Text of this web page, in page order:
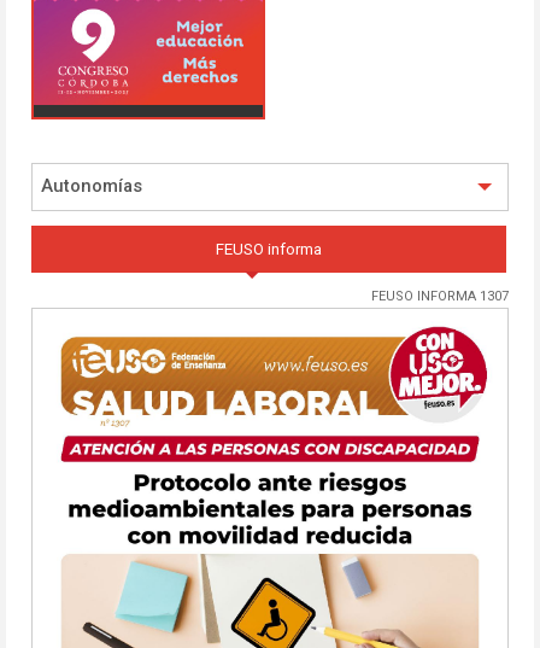
Autonomías
FEUSO informa
FEUSO INFORMA 1307